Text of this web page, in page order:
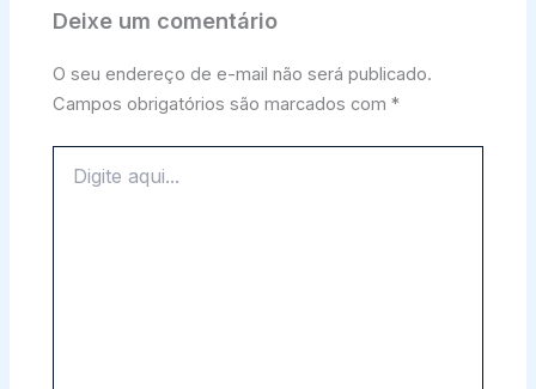
Deixe um comentário
O seu endereço de e-mail não será publicado.
Campos obrigatórios são marcados com*
aqui...